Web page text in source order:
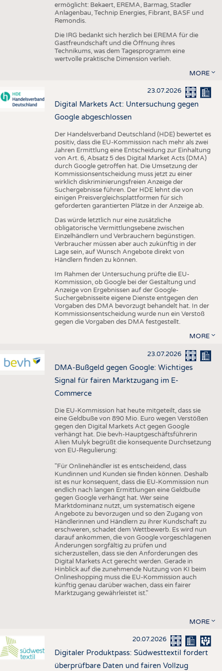
ermöglicht: Bekaert, EREMA, Barmag, Stadler
Anlagenbau, Technip Energies, Fibrant, BASF und
Remondis.
Die IRG bedankt sich herzlich bei EREMA für die
Gastfreundschaft und die Öffnung ihres
Technikums, was dem Tagesprogramm eine
wertvolle praktische Dimension verlieh.
MORE
23.07.2026
Digital Markets Act: Untersuchung gegen
Google abgeschlossen
Der Handelsverband Deutschland (HDE) bewertet es
positiv, dass die EU-Kommission nach mehr als zwei
Jahren Ermittlung eine Entscheidung zur Einhaltung
von Art. 6, Absatz 5 des Digital Market Acts (DMA)
durch Google getroffen hat. Die Umsetzung der
Kommissionsentscheidung muss jetzt zu einer
wirklich diskriminierungsfreien Anzeige der
Suchergebnisse führen. Der HDE lehnt die von
einigen Preisvergleichsplattformen für sich
geforderten garantierten Plätze in der Anzeige ab.
Das würde letztlich nur eine zusätzliche
obligatorische Vermittlungsebene zwischen
Einzelhändlern und Verbrauchern begünstigen.
Verbraucher müssen aber auch zukünftig in der
Lage sein, auf Wunsch Angebote direkt von
Händlern finden zu können.
Im Rahmen der Untersuchung prüfte die EU-
Kommission, ob Google bei der Gestaltung und
Anzeige von Ergebnissen auf der Google-
Suchergebnisseite eigene Dienste entgegen den
Vorgaben des DMA bevorzugt behandelt hat. In der
Kommissionsentscheidung wurde nun ein Verstoß
gegen die Vorgaben des DMA festgestellt.
MORE
23.07.2026
DMA-Bußgeld gegen Google: Wichtiges
Signal für fairen Marktzugang im E-
Commerce
Die EU-Kommission hat heute mitgeteilt, dass sie
eine Geldbuße von 890 Mio. Euro wegen Verstößen
gegen den Digital Markets Act gegen Google
verhängt hat. Die bevh-Hauptgeschäftsführerin
Alien Mulyk begrüßt die konsequente Durchsetzung
von EU-Regulierung:
"Für Onlinehändler ist es entscheidend, dass
Kundinnen und Kunden sie finden können. Deshalb
ist es nur konsequent, dass die EU-Kommission nun
endlich nach langen Ermittlungen eine Geldbuße
gegen Google verhängt hat. Wer seine
Marktdominanz nutzt, um systematisch eigene
Angebote zu bevorzugen und so den Zugang von
Händlerinnen und Händlern zu ihrer Kundschaft zu
erschweren, schadet dem Wettbewerb. Es wird nun
darauf ankommen, die von Google vorgeschlagenen
Änderungen sorgfältig zu prüfen und
sicherzustellen, dass sie den Anforderungen des
Digital Markets Act gerecht werden. Gerade in
Hinblick auf die zunehmende Nutzung von KI beim
Onlineshopping muss die EU-Kommission auch
künftig genau darüber wachen, dass ein fairer
Marktzugang gewährleistet ist."
MORE
20.07.2026
Digitaler Produktpass: Südwesttextil fordert
überprüfbare Daten und fairen Vollzug